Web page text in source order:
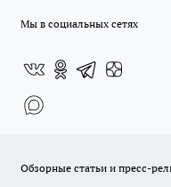
Мы в социальных сетях
Обзорные статьи и пресс-